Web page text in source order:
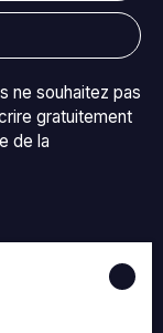
ne souhaitez pas
gratuitement
de la
politique de